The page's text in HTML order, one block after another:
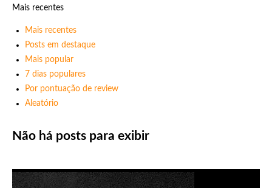
Mais recentes
Mais recentes
Posts em destaque
Mais popular
7 dias populares
Por pontuação de review
Aleatório
Não há posts para exibir